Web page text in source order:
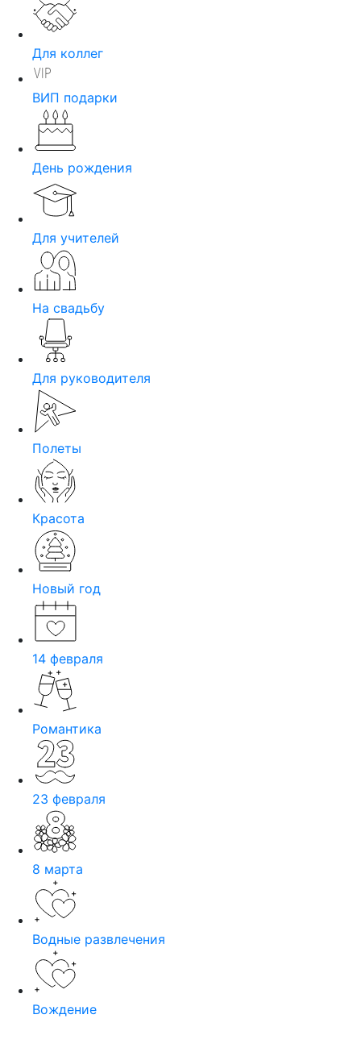
Для коллег
ВИП подарки
День рождения
Для учителей
На свадьбу
Для руководителя
Полеты
Красота
Новый год
14 февраля
Романтика
23 февраля
8 марта
Водные развлечения
Вождение